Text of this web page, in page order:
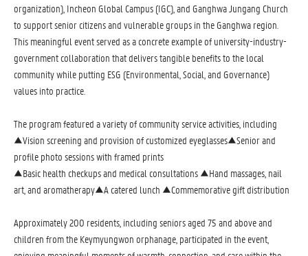
organization), Incheon Global Campus (IGC), and Ganghwa Jungang Church
to support senior citizens and vulnerable groups in the Ganghwa region.
This meaningful event served as a concrete example of university-industry-
government collaboration that delivers tangible benefits to the local
community while putting ESG (Environmental, Social, and Governance)
values into practice.
The program featured a variety of community service activities, including
▲Vision screening and provision of customized eyeglasses▲Senior and
profile photo sessions with framed prints
▲Basic health checkups and medical consultations ▲Hand massages, nail
art, and aromatherapy▲A catered lunch ▲Commemorative gift distribution
Approximately 200 residents, including seniors aged 75 and above and
children from the Keymyungwon orphanage, participated in the event,